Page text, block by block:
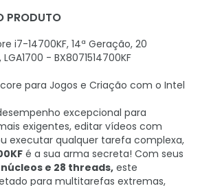
PRODUTO
i7-14700KF, 14ª Geração, 20
- BX8071514700KF
para Jogos e Criação com o Intel
excepcional para
exigentes, editar vídeos com
executar qualquer tarefa complexa,
é a sua arma secreta! Com seus
e 28 threads, este
para multitarefas extremas,